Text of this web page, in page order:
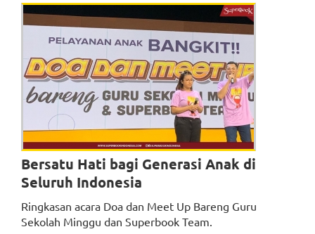
Bersatu Hati bagi Generasi Anak di
Seluruh Indonesia
Ringkasan acara Doa dan Meet Up Bareng Guru
Sekolah Minggu dan Superbook Team.